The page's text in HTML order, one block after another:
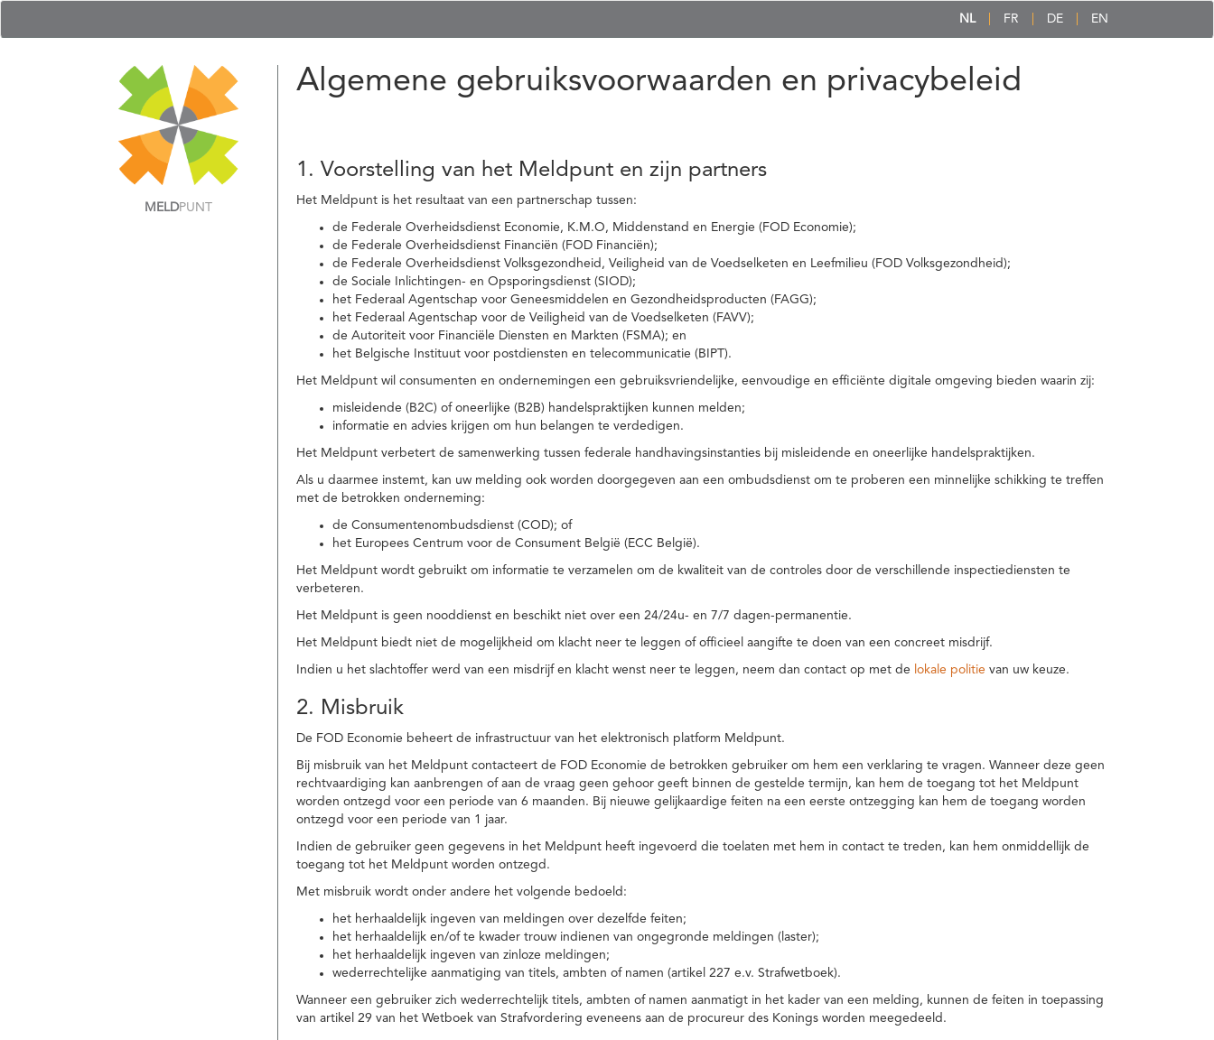
NL FR DE EN
MELDPUNT
Algemene gebruiksvoorwaarden en privacybeleid
1. Voorstelling van het Meldpunt en zijn partners
Het Meldpunt is het resultaat van een partnerschap tussen:
de Federale Overheidsdienst Economie, K.M.O, Middenstand en Energie (FOD Economie);
de Federale Overheidsdienst Financiën (FOD Financiën);
de Federale Overheidsdienst Volksgezondheid, Veiligheid van de Voedselketen en Leefmilieu (FOD Volksgezondheid);
de Sociale Inlichtingen- en Opsporingsdienst (SIOD);
het Federaal Agentschap voor Geneesmiddelen en Gezondheidsproducten (FAGG);
het Federaal Agentschap voor de Veiligheid van de Voedselketen (FAVV);
de Autoriteit voor Financiële Diensten en Markten (FSMA); en
het Belgische Instituut voor postdiensten en telecommunicatie (BIPT).
Het Meldpunt wil consumenten en ondernemingen een gebruiksvriendelijke, eenvoudige en efficiënte digitale omgeving bieden waarin zij:
misleidende (B2C) of oneerlijke (B2B) handelspraktijken kunnen melden;
informatie en advies krijgen om hun belangen te verdedigen.
Het Meldpunt verbetert de samenwerking tussen federale handhavingsinstanties bij misleidende en oneerlijke handelspraktijken.
Als u daarmee instemt, kan uw melding ook worden doorgegeven aan een ombudsdienst om te proberen een minnelijke schikking te treffen
met de betrokken onderneming:
de Consumentenombudsdienst (COD); of
het Europees Centrum voor de Consument België (ECC België).
Het Meldpunt wordt gebruikt om informatie te verzamelen om de kwaliteit van de controles door de verschillende inspectiediensten te
verbeteren.
Het Meldpunt is geen nooddienst en beschikt niet over een 24/24u- en 7/7 dagen-permanentie.
Het Meldpunt biedt niet de mogelijkheid om klacht neer te leggen of officieel aangifte te doen van een concreet misdrijf.
Indien u het slachtoffer werd van een misdrijf en klacht wenst neer te leggen, neem dan contact op met de lokale politie van uw keuze.
2. Misbruik
De FOD Economie beheert de infrastructuur van het elektronisch platform Meldpunt.
Bij misbruik van het Meldpunt contacteert de FOD Economie de betrokken gebruiker om hem een verklaring te vragen. Wanneer deze geen
rechtvaardiging kan aanbrengen of aan de vraag geen gehoor geeft binnen de gestelde termijn, kan hem de toegang tot het Meldpunt
worden ontzegd voor een periode van 6 maanden. Bij nieuwe gelijkaardige feiten na een eerste ontzegging kan hem de toegang worden
ontzegd voor een periode van 1 jaar.
Indien de gebruiker geen gegevens in het Meldpunt heeft ingevoerd die toelaten met hem in contact te treden, kan hem onmiddellijk de
toegang tot het Meldpunt worden ontzegd.
Met misbruik wordt onder andere het volgende bedoeld:
het herhaaldelijk ingeven van meldingen over dezelfde feiten;
het herhaaldelijk en/of te kwader trouw indienen van ongegronde meldingen (laster);
het herhaaldelijk ingeven van zinloze meldingen;
wederrechtelijke aanmatiging van titels, ambten of namen (artikel 227 e.v. Strafwetboek).
Wanneer een gebruiker zich wederrechtelijk titels, ambten of namen aanmatigt in het kader van een melding, kunnen de feiten in toepassing
van artikel 29 van het Wetboek van Strafvordering eveneens aan de procureur des Konings worden meegedeeld.